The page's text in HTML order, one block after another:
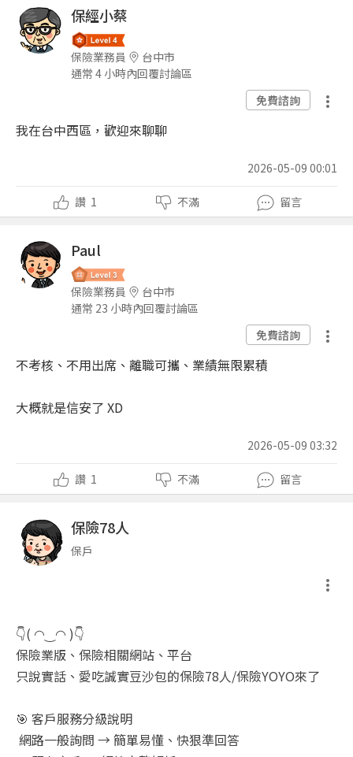
保經小蔡
保險業務員
台中市
通常 4 小時內回覆討論區
免費諮詢
我在台中西區，歡迎來聊聊
2026-05-09 00:01
讚 1 不滿 留言
Paul
保險業務員
台中市
通常 23 小時內回覆討論區
免費諮詢
不考核、不用出席、離職可攜、業績無限累積
大概就是信安了 XD
2026-05-09 03:32
讚 1 不滿 留言
保險78人
保戶
👇( ◠‿◠ )👇
保險業版、保險相關網站、平台
只說實話、愛吃誠實豆沙包的保險78人/保險YOYO來了
🎯 客戶服務分級說明
網路一般詢問 → 簡單易懂、快狠準回答